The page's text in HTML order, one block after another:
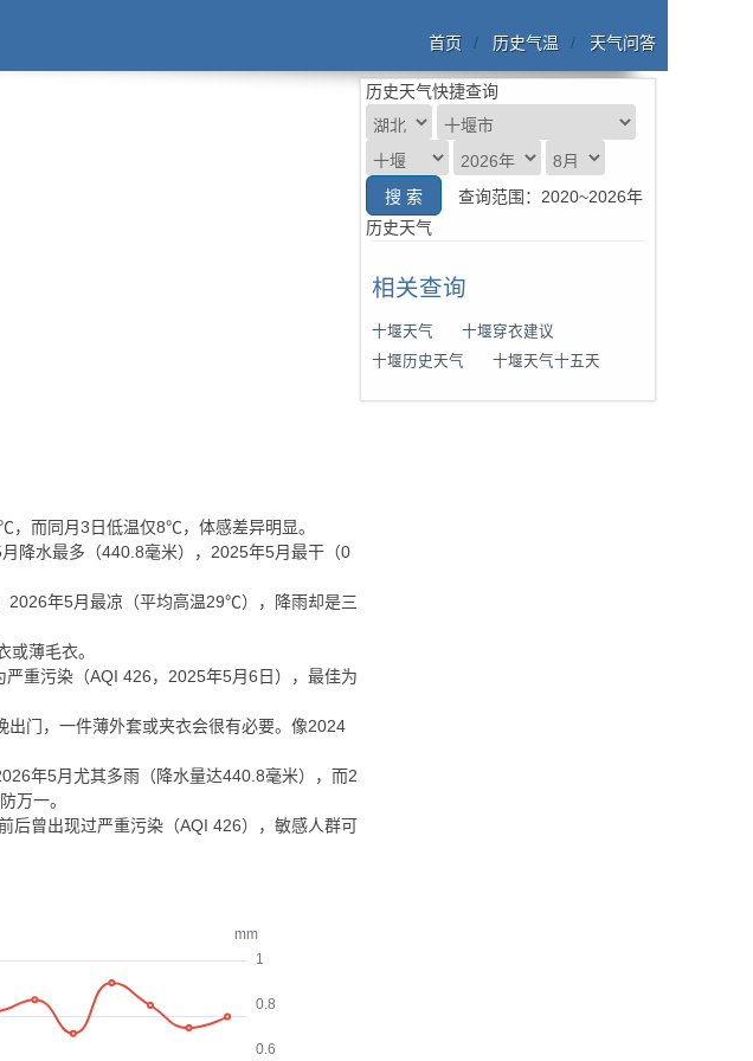
首页 历史气温 天气问答
而同月3日低温仅8℃，体感差异明显。
降水最多（440.8毫米），2025年5月最干（0
年5月最凉（平均高温29℃），降雨却是三
薄毛衣。
重污染（AQI 426，2025年5月6日），最佳为
门，一件薄外套或夹衣会很有必要。像2024
年5月尤其多雨（降水量达440.8毫米），而2
万一。
后曾出现过严重污染（AQI 426），敏感人群可
历史天气快捷查询
查询范围：2020~2026年
历史天气
相关查询
十堰天气
十堰穿衣建议
十堰历史天气
十堰天气十五天